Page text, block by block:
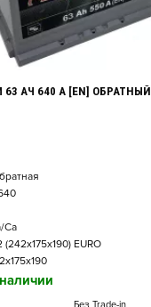
63 АЧ 640 А [EN] ОБРАТНЫЙ
Ca
(242x175x190) EURO